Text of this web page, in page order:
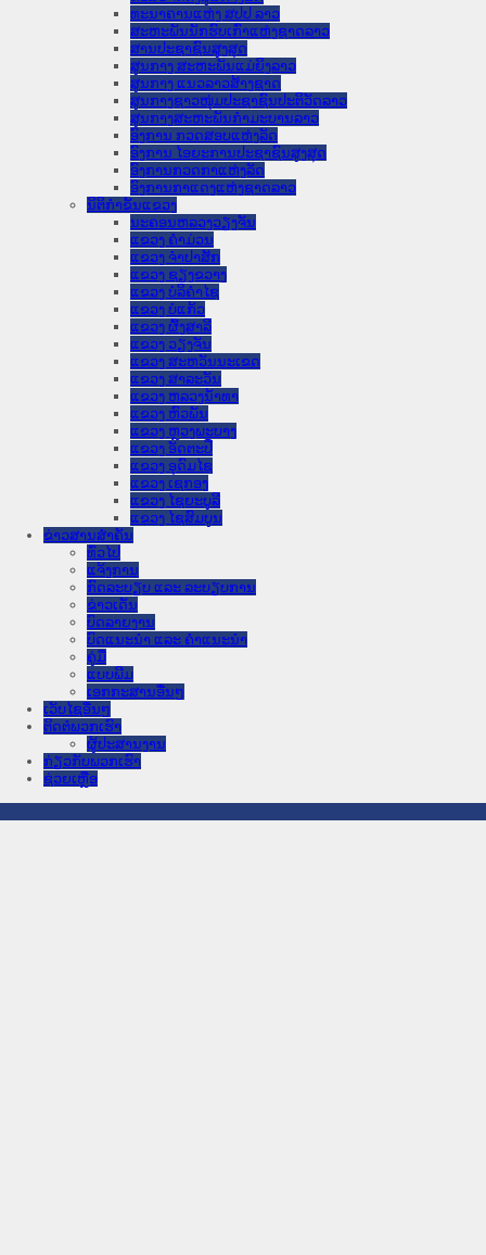
ທະນາຄານແຫ່ງ ສປປ ລາວ
ສະຫະພັນນັກຮົບເກົ່າແຫ່ງຊາດລາວ
ສານປະຊາຊົນສູງສຸດ
ສູນກາງ ສະຫະພັນແມ່ຍິງລາວ
ສູນກາງ ແນວລາວສ້າງຊາດ
ສູນກາງຊາວໜຸ່ມປະຊາຊົນປະຕິວັດລາວ
ສູນກາງສະຫະພັນກຳມະບານລາວ
ອົງການ ກວດສອບແຫ່ງລັດ
ອົງການ ໄອຍະການປະຊາຊົນສູງສຸດ
ອົງການກວດກາແຫ່ງລັດ
ອົງການກາແດງແຫ່ງຊາດລາວ
ນິຕິກໍາຂັ້ນແຂວງ
ນະ​ຄອນ​ຫລວງວຽງຈັນ
ແຂວງ ຄໍາມ່ວນ
ແຂວງ ຈໍາປາສັກ
ແຂວງ ຊຽງຂວາງ
ແຂວງ ບໍລິຄໍາໄຊ
ແຂວງ ບໍ່ແກ້ວ
ແຂວງ ຜົ້ງສາລີ
ແຂວງ ວຽງຈັນ
ແຂວງ ສະຫວັນນະເຂດ
ແຂວງ ສາລະວັນ
ແຂວງ ຫລວງນໍ້າທາ
ແຂວງ ຫົວພັນ
ແຂວງ ຫຼວງພະບາງ
ແຂວງ ອັດຕະປື
ແຂວງ ອຸດົມໄຊ
ແຂວງ ເຊກອງ
ແຂວງ ໄຊຍະບູລີ
ແຂວງ ໄຊສົມບູນ
ຂ່າວສານສໍາຄັນ
​ທົ່ວ​ໄປ
ແຈ້ງການ
ກົດລະບຽບ ແລະ ລະບຽບການ
ຂ່າວເດັ່ນ
ບົດລາຍງານ
ບົດແນະນໍາ ແລະ ຄໍາແນະນໍາ
ຄູ່ມື
ແບບພີມ
ເອກກະສານອື່ນໆ
ເວັບໄຊອື່ນໆ
ຕິດຕໍ່ພວກເຮົາ
ຜູ້ປະສານງານ
ກ່ຽວກັບພວກເຮົາ
ຊ່ວຍເຫຼືອ